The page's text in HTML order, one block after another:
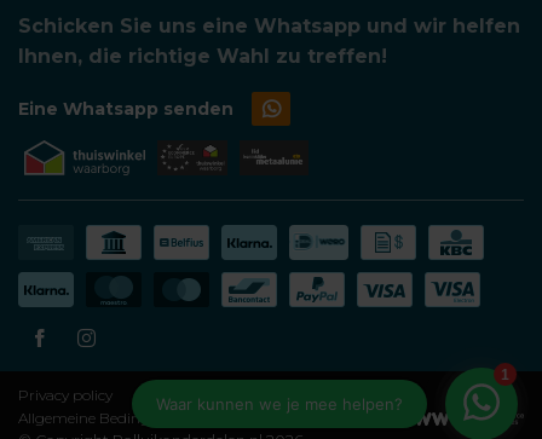
Schicken Sie uns eine Whatsapp und wir helfen
Ihnen, die richtige Wahl zu treffen!
Eine Whatsapp senden
Privacy policy
Allgemeine Bedingungen und Konditionen